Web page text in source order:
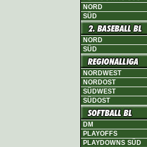
NORD
SÜD
NORD
SÜD
NORDWEST
NORDOST
SÜDWEST
SÜDOST
DM
PLAYOFFS
PLAYDOWNS SÜD